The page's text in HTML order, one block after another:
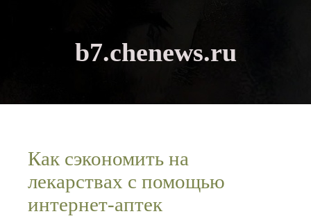
b7.chenews.ru
Как сэкономить на
лекарствах с помощью
интернет-аптек